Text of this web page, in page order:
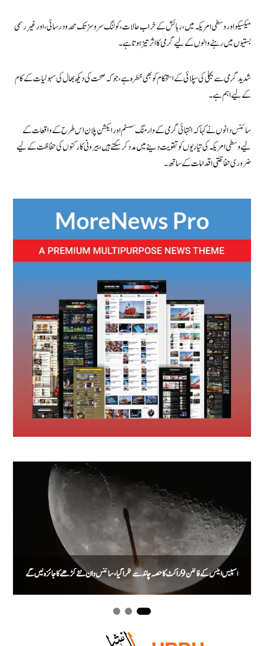
میکسیکو اور وسطی امریکہ میں، رہائش کے خراب حالات، کولنگ سروسز تک محدود رسائی، اور غیر رسمی
بستیوں میں رہنے والوں کے لیے گرمی کا اثر تیز ہوتا ہے۔
شدید گرمی سے بجلی کی سپلائی کے استحکام کو بھی خطرہ ہے، جو کہ صحت کی دیکھ بھال کی سہولیات کے کام
کے لیے اہم ہے۔
سائنس دانوں نے کہا کہ انتہائی گرمی کے وارمنگ سسٹم اور ایکشن پلان اس طرح کے واقعات کے
لیے وسطی امریکہ کی تیاریوں کو تقویت دینے میں مدد کر سکتے ہیں، بیرونی کارکنوں کی حفاظت کے لیے
ضروری حفاظتی اقدامات کے ساتھ۔
اسپیس ایکس کے فالکن 9 راکٹ کا حصہ چاند سے ٹکرا گیا، سائنس دان نئے گڑھے کا جائزہ لیں گے